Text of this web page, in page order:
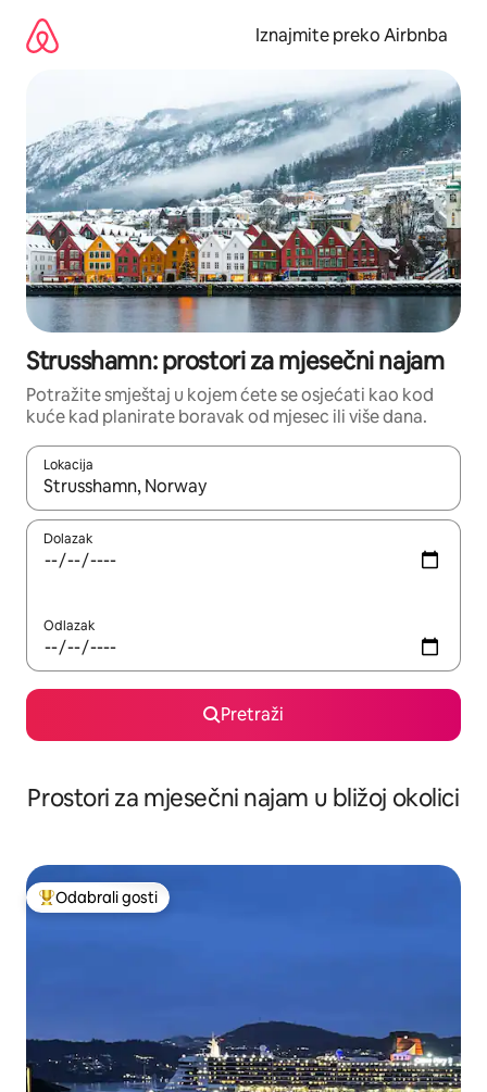
sadržaj
Iznajmite preko Airbnba
Strusshamn: prostori za mjesečni najam
Potražite smještaj u kojem ćete se osjećati kao kod
kuće kad planirate boravak od mjesec ili više dana.
Lokacija
Kada budu dostupni rezultati, moći ćete ih pregledati
Dolazak
Odlazak
Pretraži
Prostori za mjesečni najam u bližoj okolici
Među najviše rangiranima s oznakom „Odabrali gosti”
Odabrali gosti